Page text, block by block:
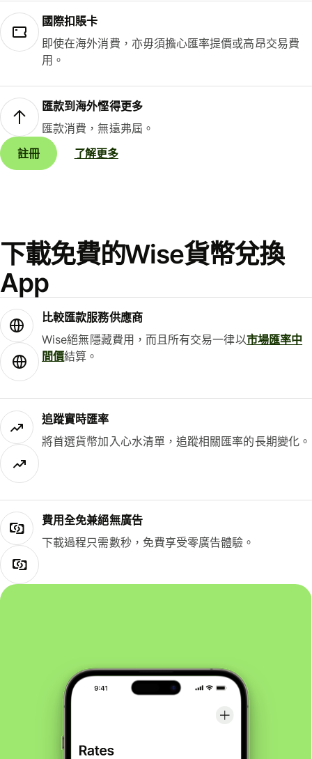
國際扣賬卡
即使在海外消費，亦毋須擔心匯率提價或高昂交易費
用。
匯款到海外慳得更多
匯款消費，無遠弗屆。
註冊
了解更多
下載免費的Wise貨幣兌換
App
比較匯款服務供應商
Wise絕無隱藏費用，而且所有交易一律以市場匯率中
間價結算。
追蹤實時匯率
將首選貨幣加入心水清單，追蹤相關匯率的長期變化。
費用全免兼絕無廣告
下載過程只需數秒，免費享受零廣告體驗。